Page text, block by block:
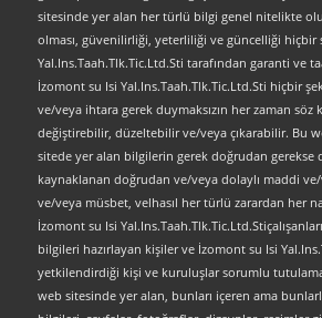
sitesinde yer alan her türlü bilgi genel nitelikte
olması, güvenilirliği, yeterliliği ve güncelliği hiçbir
Yal.Ins.Taah.Tlk.Tic.Ltd.Sti tarafından garanti ve
İzomont su Isi Yal.Ins.Taah.Tlk.Tic.Ltd.Sti hiçbir
ve/veya ihtara gerek duymaksızın her zaman söz
değiştirebilir, düzeltebilir ve/veya çıkarabilir. Bu
sitede yer alan bilgilerin gerek doğrudan gerekse
kaynaklanan doğrudan ve/veya dolaylı maddi
ve/veya müsbet, velhasıl her türlü zarardan her
İzomont su Isi
bilgileri hazırlayan kişiler ve İzomont su Isi
yetkilendirdiği kişi ve kuruluşlar sorumlu
web sitesinde yer alan, bunları içeren ama